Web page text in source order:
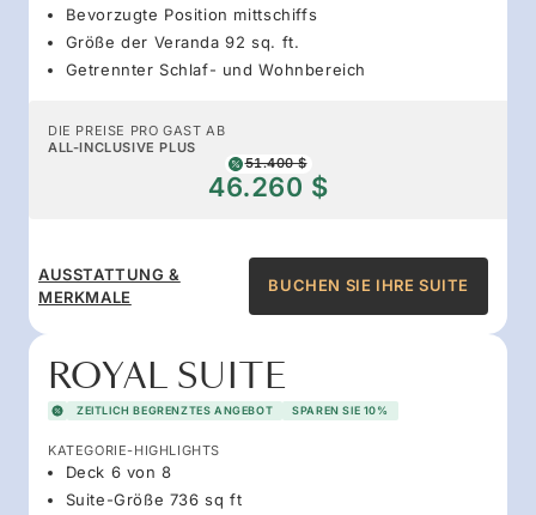
Bevorzugte Position mittschiffs
Größe der Veranda 92 sq. ft.
Getrennter Schlaf- und Wohnbereich
DIE PREISE PRO GAST AB
ALL-INCLUSIVE PLUS
51.400 $
46.260 $
AUSSTATTUNG &
MERKMALE
BUCHEN SIE IHRE SUITE
ROYAL SUITE
ZEITLICH BEGRENZTES ANGEBOT SPAREN SIE 10%
KATEGORIE-HIGHLIGHTS
Deck 6 von 8
Suite-Größe 736 sq ft